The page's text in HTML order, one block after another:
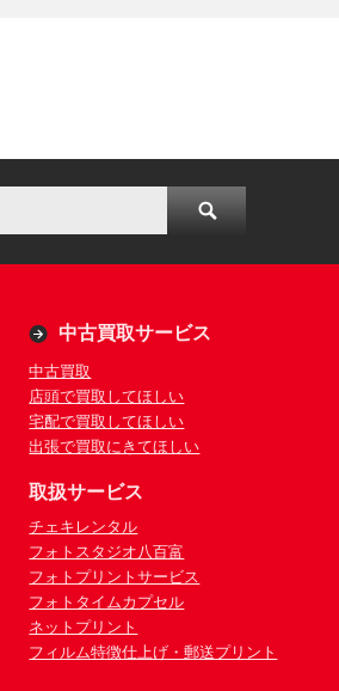
中古買取サービス
中古買取
店頭で買取してほしい
宅配で買取してほしい
出張で買取にきてほしい
取扱サービス
チェキレンタル
フォトスタジオ八百富
フォトプリントサービス
フォトタイムカプセル
ネットプリント
フィルム特徴仕上げ・郵送プリント